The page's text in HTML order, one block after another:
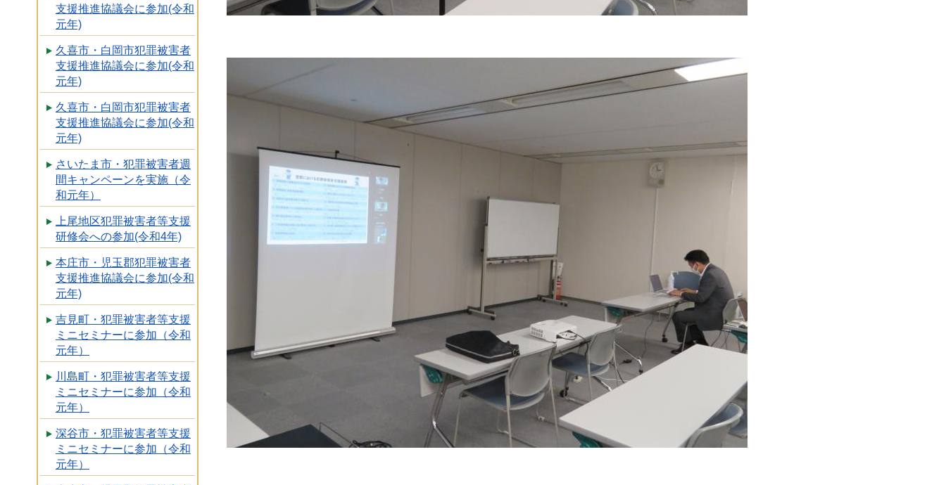
支援推進協議会に参加(令和
元年)
久喜市・白岡市犯罪被害者
支援推進協議会に参加(令和
元年)
久喜市・白岡市犯罪被害者
支援推進協議会に参加(令和
元年)
さいたま市・犯罪被害者週
間キャンペーンを実施（令
和元年）
上尾地区犯罪被害者等支援
研修会への参加(令和4年)
本庄市・児玉郡犯罪被害者
支援推進協議会に参加(令和
元年)
吉見町・犯罪被害者等支援
ミニセミナーに参加（令和
元年）
川島町・犯罪被害者等支援
ミニセミナーに参加（令和
元年）
深谷市・犯罪被害者等支援
ミニセミナーに参加（令和
元年）